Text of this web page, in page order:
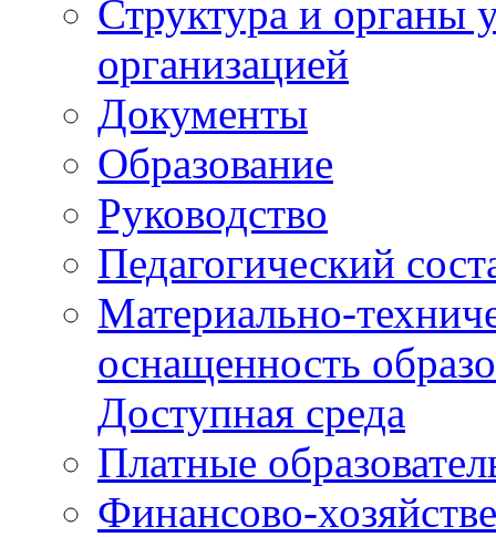
Структура и органы
организацией
Документы
Образование
Руководство
Педагогический
Материально-
оснащенность
Доступная среда
Платные
Финансово-